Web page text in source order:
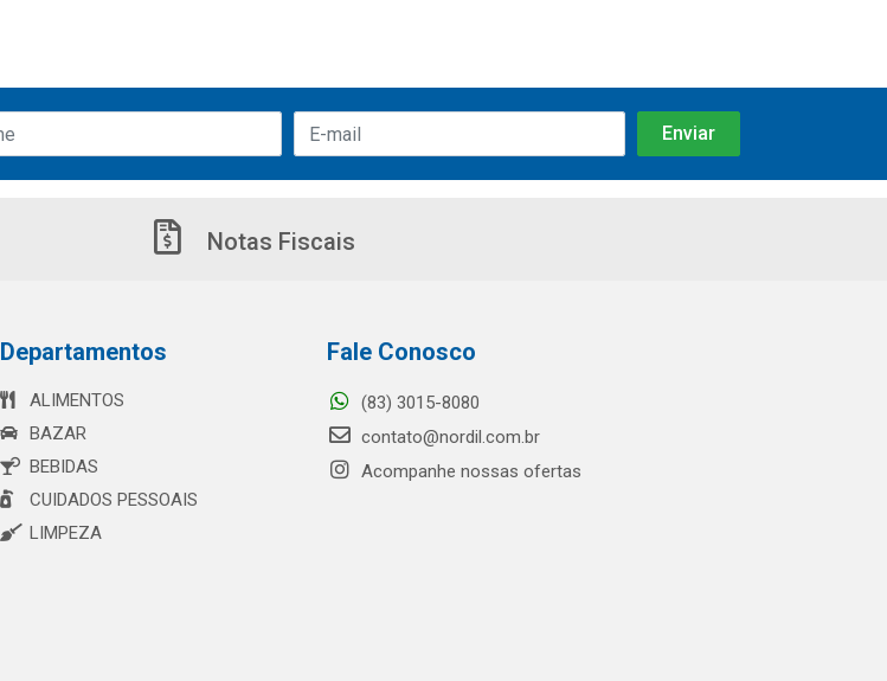
Notas Fiscais
Departamentos
ALIMENTOS
BAZAR
BEBIDAS
CUIDADOS PESSOAIS
LIMPEZA
Fale Conosco
(83) 3015-8080
contato@nordil.com.br
Acompanhe nossas ofertas